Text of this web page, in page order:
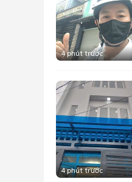
4 phút trước
4 phút trước